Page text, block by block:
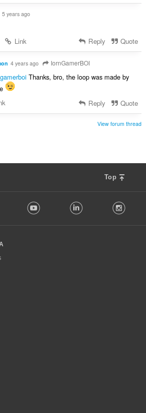
5 years ago
Link Reply Quote
4 years ago IornGamerBOI
Thanks, bro, the loop was made by
Reply Quote
View forum thread
Top
Youtube LinkedIn